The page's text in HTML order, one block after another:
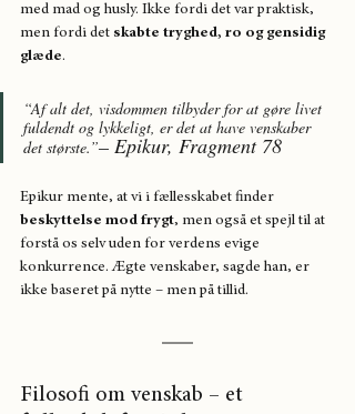
med mad og husly. Ikke fordi det var praktisk,
men fordi det skabte tryghed, ro og gensidig
glæde.
“Af alt det, visdommen tilbyder for at gøre livet
fuldendt og lykkeligt, er det at have venskaber
det største.”– Epikur, Fragment 78
Epikur mente, at vi i fællesskabet finder
beskyttelse mod frygt, men også et spejl til at
forstå os selv uden for verdens evige
konkurrence. Ægte venskaber, sagde han, er
ikke baseret på nytte – men på tillid.
Filosofi om venskab – et